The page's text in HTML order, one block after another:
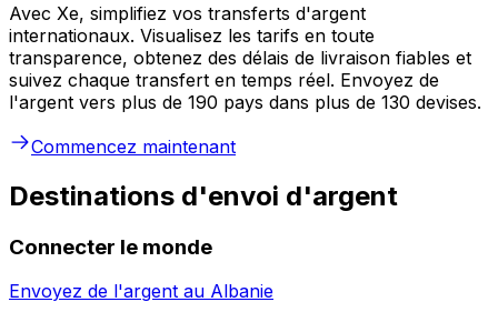
Avec Xe, simplifiez vos transferts d'argent
internationaux. Visualisez les tarifs en toute
transparence, obtenez des délais de livraison fiables et
suivez chaque transfert en temps réel. Envoyez de
l'argent vers plus de 190 pays dans plus de 130 devises.
Commencez maintenant
Destinations d'envoi d'argent
Connecter le monde
Envoyez de l'argent au Albanie